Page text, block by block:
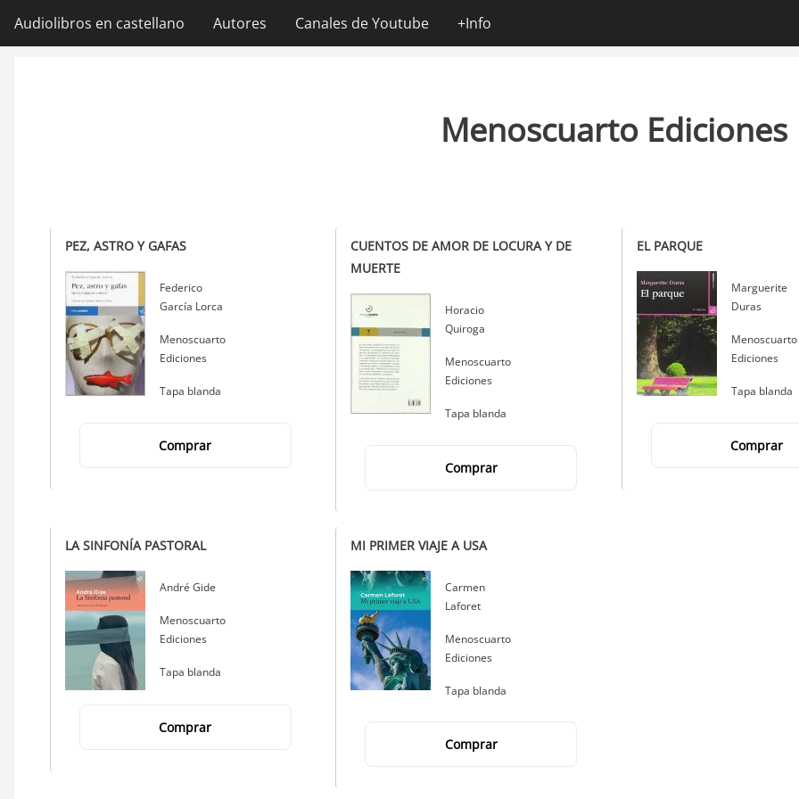
Navegación
Audiolibros en castellano Autores Canales de Youtube +Info
Menoscuarto Ediciones
PEZ, ASTRO Y GAFAS
Autor
Federico
García Lorca
Editorial
Menoscuarto
Ediciones
Tapa blanda
Comprar
CUENTOS DE AMOR DE LOCURA Y DE
MUERTE
Autor
Horacio
Quiroga
Editorial
Menoscuarto
Ediciones
Tapa blanda
Comprar
EL PARQUE
Autor
Marguerite
Duras
Editorial
Menoscuarto
Ediciones
Tapa blanda
Comprar
LA SINFONÍA PASTORAL
Autor
André Gide
Editorial
Menoscuarto
Ediciones
Tapa blanda
Comprar
MI PRIMER VIAJE A USA
Autor
Carmen
Laforet
Editorial
Menoscuarto
Ediciones
Tapa blanda
Comprar